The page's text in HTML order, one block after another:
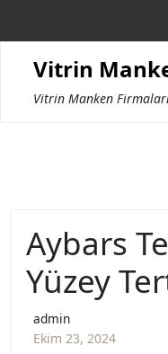
Vitrin
Vitrin Manken
Aybars
Yüzey
admin
Ekim 23, 2024